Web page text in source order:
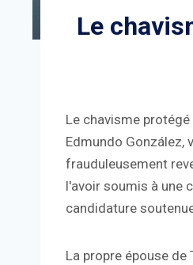
Le
Le chavisme
Edmundo González,
frauduleusement
l'avoir soumis à une
candidature
La propre épouse de